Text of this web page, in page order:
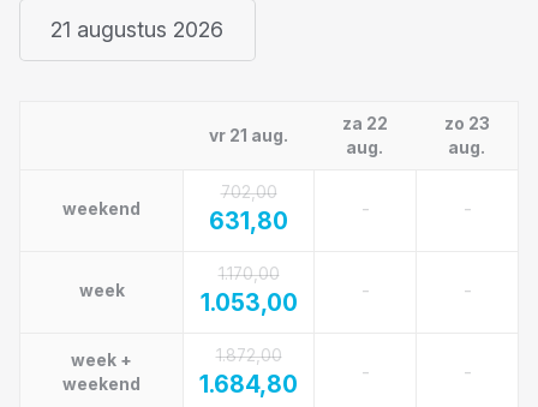
21 augustus 2026
vr 21 aug.
za 22
aug.
zo 23
aug.
weekend
702,00
631,80 - -
week
1.170,00
1.053,00 - -
week +
weekend
1.872,00
1.684,80 - -